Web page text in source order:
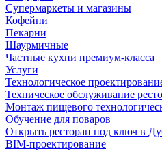
Супермаркеты и магазины
Кофейни
Пекарни
Шаурмичные
Частные кухни премиум-класса
Услуги
Технологическое
Техническое обслуживание
Монтаж пищевого
Обучение для поваров
Открыть ресторан под ключ в
BIM-проектирование